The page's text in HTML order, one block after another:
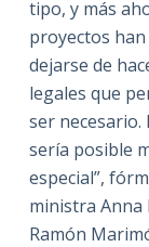
tipo, y más
proyectos
dejarse de
legales que
ser
sería posible
especial”,
ministra Anna
Ramón